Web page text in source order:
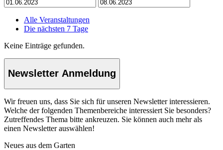
Alle Veranstaltungen
Die nächsten 7 Tage
Keine Einträge gefunden.
Newsletter Anmeldung
Wir freuen uns, dass Sie sich für unseren Newsletter interessieren.
Welche der folgenden Themenbereiche interessiert Sie besonders?
Zutreffendes Thema bitte ankreuzen. Sie können auch mehr als
einen Newsletter auswählen!
Neues aus dem Garten